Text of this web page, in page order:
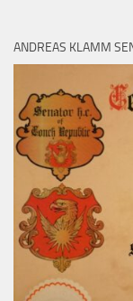
ANDREAS KLAMM